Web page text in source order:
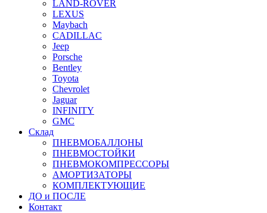
LAND-ROVER
LEXUS
Maybach
CADILLAC
Jeep
Porsche
Bentley
Toyota
Chevrolet
Jaguar
INFINITY
GMC
Склад
ПНЕВМОБАЛЛОНЫ
ПНЕВМОСТОЙКИ
ПНЕВМОКОМПРЕССОРЫ
АМОРТИЗАТОРЫ
КОМПЛЕКТУЮЩИЕ
ДО и ПОСЛЕ
Контакт